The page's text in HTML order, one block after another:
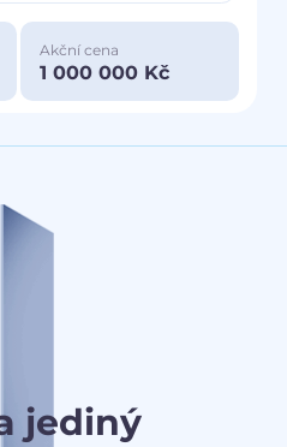
Akční cena
1 000 000 Kč
jediný